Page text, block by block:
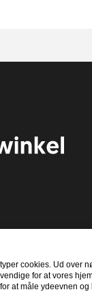
cookies. Ud over
for at vores
at måle ydeevnen og